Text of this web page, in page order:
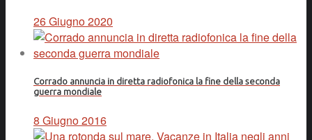
26 Giugno 2020
Corrado annuncia in diretta radiofonica la fine della seconda
guerra mondiale
8 Giugno 2016